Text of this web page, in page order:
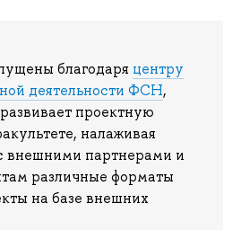
благодаря центру
деятельности ФСН,
проектную
налаживая
внешними партнерами и
различные форматы
на базе внешних